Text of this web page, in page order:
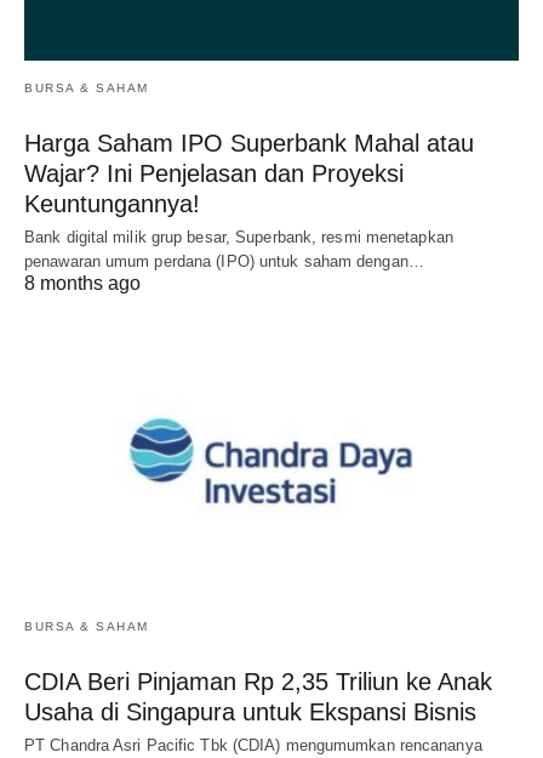
BURSA & SAHAM
Harga Saham IPO Superbank Mahal atau
Wajar? Ini Penjelasan dan Proyeksi
Keuntungannya!
Bank digital milik grup besar, Superbank, resmi menetapkan
penawaran umum perdana (IPO) untuk saham dengan…
8 months ago
BURSA & SAHAM
CDIA Beri Pinjaman Rp 2,35 Triliun ke Anak
Usaha di Singapura untuk Ekspansi Bisnis
PT Chandra Asri Pacific Tbk (CDIA) mengumumkan rencananya